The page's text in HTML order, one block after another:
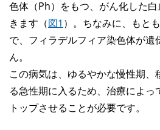
色体（Ph）をもつ、がん化した
きます（図1 ）。ちなみに、もと
で、フィラデルフィア染色体が遺
ん。
この病気は、ゆるやかな慢性期
る急性期に入るため、治療によっ
トップさせることが必要です。